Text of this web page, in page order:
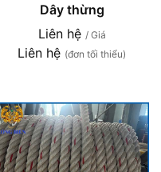
Dây thừng
Liên hệ / Giá
Liên hệ (đơn tối thiểu)